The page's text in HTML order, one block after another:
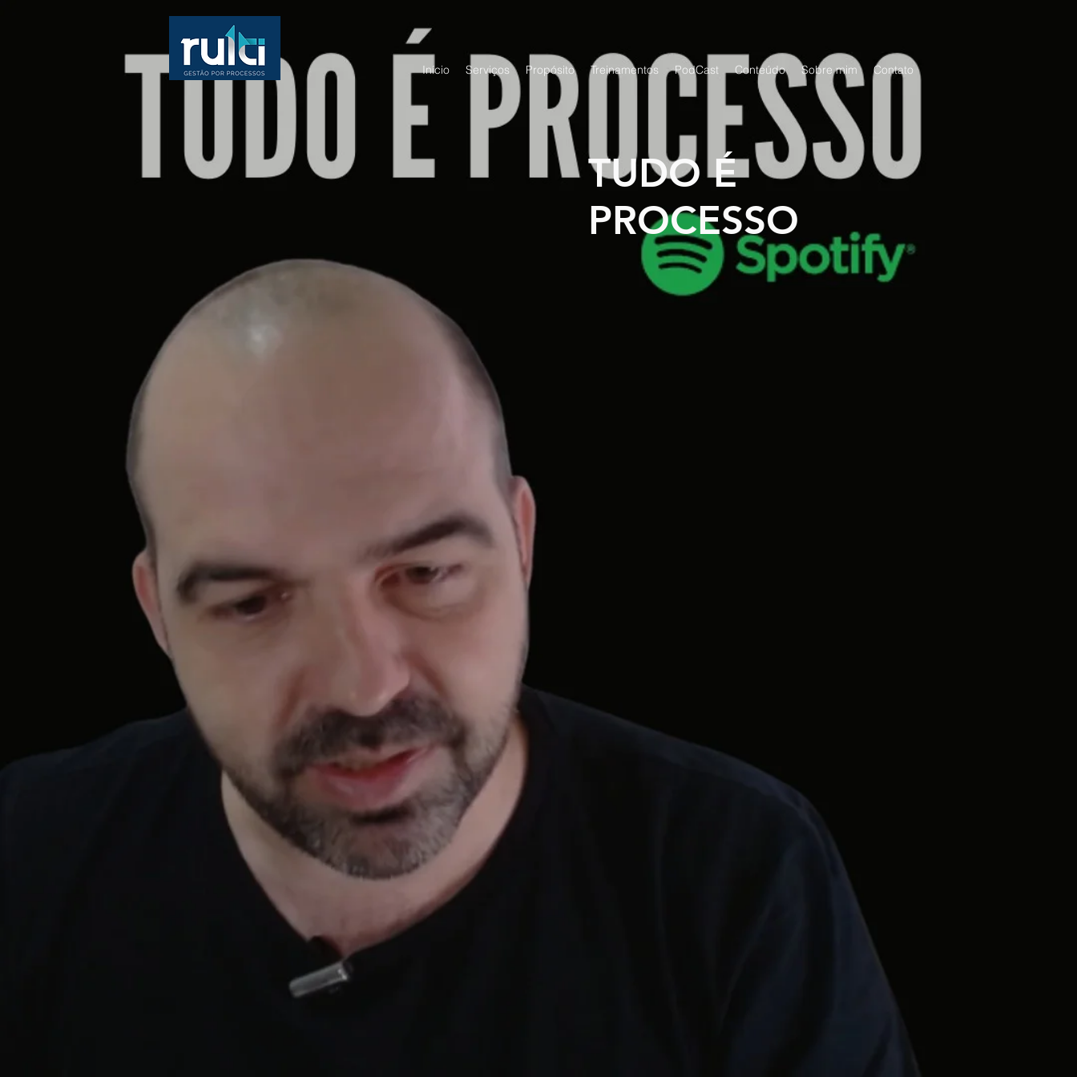
Início Serviços Propósito Treinamentos PodCast Conteúdo Sobre mim Contato
TUDO É
PROCESSO